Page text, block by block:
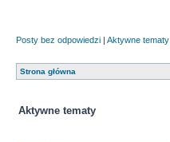
Posty bez odpowiedzi | Aktywne tematy
Strona główna
Aktywne tematy